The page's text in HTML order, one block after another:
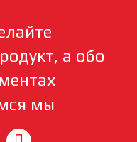
а обо
мы